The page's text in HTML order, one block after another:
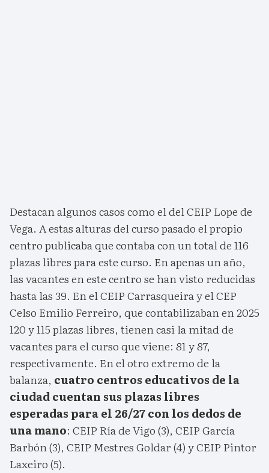
Destacan algunos casos como el del CEIP Lope de
Vega. A estas alturas del curso pasado el propio
centro publicaba que contaba con un total de 116
plazas libres para este curso. En apenas un año,
las vacantes en este centro se han visto reducidas
hasta las 39. En el CEIP Carrasqueira y el CEP
Celso Emilio Ferreiro, que contabilizaban en 2025
120 y 115 plazas libres, tienen casi la mitad de
vacantes para el curso que viene: 81 y 87,
respectivamente. En el otro extremo de la
balanza, cuatro centros educativos de la
ciudad cuentan sus plazas libres
esperadas para el 26/27 con los dedos de
una mano: CEIP Ría de Vigo (3), CEIP García
Barbón (3), CEIP Mestres Goldar (4) y CEIP Pintor
Laxeiro (5).